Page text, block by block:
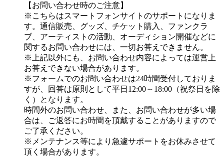
【お問い合わせ時のご注意】
※こちらはスマートフォンサイトのサポートになりま
す。通信販売、グッズ、チケット購入、ファンクラ
ブ、アーティストの活動、オーディション開催などに
関するお問い合わせには、一切お答えできません。
※上記以外にも、お問い合わせ内容によっては運営上
お答えできない場合があります。
※フォームでのお問い合わせは24時間受付しておりま
すが、
回答は原則として平日12:00～18:00（祝祭日を除
く）
となります。
時間外のお問い合わせ、また、お問い合わせが多い場
合は、ご返答にお時間を頂戴することがありますので
ご了承ください。
※メンテナンス等により急遽サポートをお休みさせて
頂く場合があります。